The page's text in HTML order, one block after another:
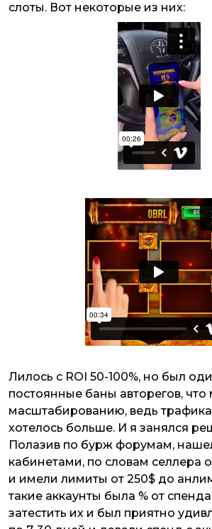
слоты. Вот некоторые из них:
Лилось с ROI 50-100%, но был
постоянные баны авторегов,
масштабированию, ведь
хотелось больше. И я занялся
Полазив по бурж форумам,
кабинетами, по словам селлера
и имели лимиты от 250$ до
такие аккаунты была % от
затестить их и был приятно